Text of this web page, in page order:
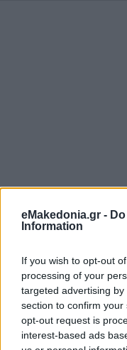
eMakedonia.gr -
Information
If you wish to opt-out
processing of your
targeted advertising
section to confirm
opt-out request is
interest-based ads